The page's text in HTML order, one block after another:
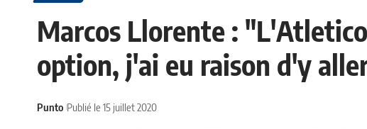
Marcos Llorente :
option, j'ai eu raison d'y
Punto Publié le 15 juillet 2020